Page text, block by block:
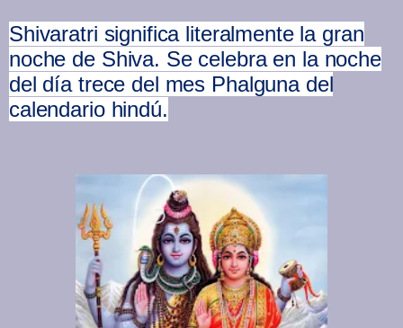
Shivaratri significa literalmente la gran
noche de Shiva. Se celebra en la noche
del día trece del mes Phalguna del
calendario hindú.